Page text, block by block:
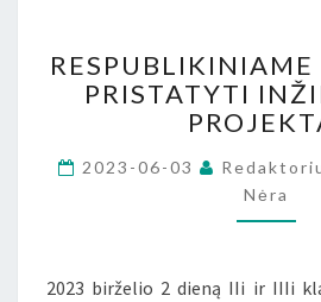
RESPUBLIKINIAME
PRISTATYTI
2023-06-03
Nėra
2023 birželio 2 dieną IIi ir IIIi